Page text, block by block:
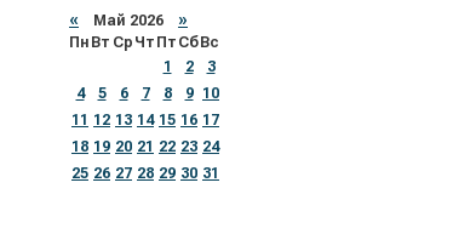
« Май 2026 »
Пн Вт Ср Чт Пт Сб Вс
1
2
3
4
5 6 7 8 9
10
11 12 13 14 15 16 17
18 19 20 21 22 23 24
25 26 27 28 29 30 31